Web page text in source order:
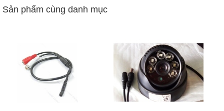
Sản phẩm cùng danh mục